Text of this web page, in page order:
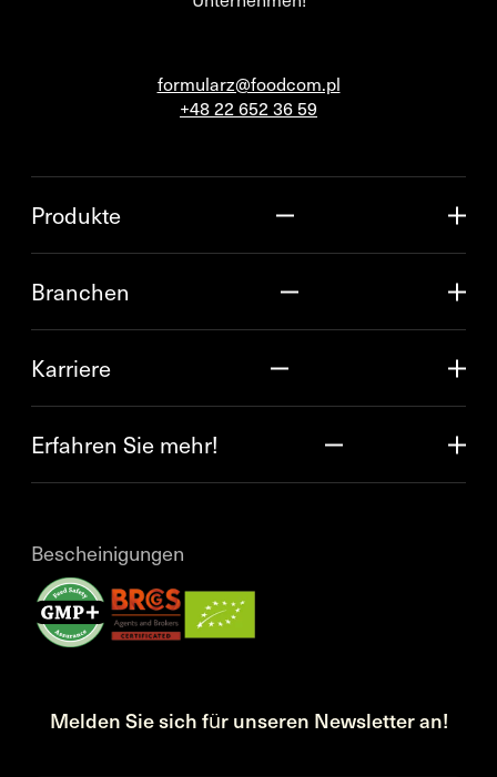
formularz@foodcom.pl
+48 22 652 36 59
Produkte
Branchen
Karriere
Erfahren Sie mehr!
Bescheinigungen
Melden Sie sich für unseren Newsletter an!